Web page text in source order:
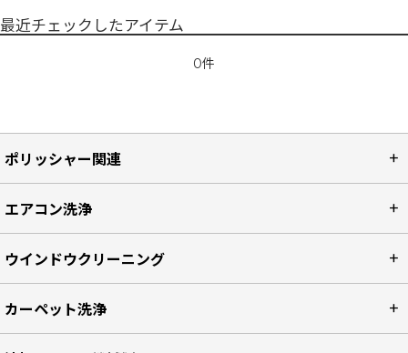
最近チェックしたアイテム
0件
ポリッシャー関連
エアコン洗浄
ウインドウクリーニング
カーペット洗浄